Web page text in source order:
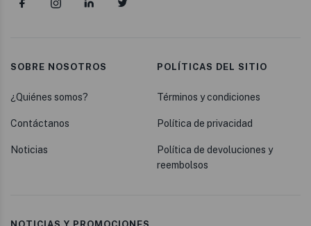
SOBRE NOSOTROS
¿Quiénes somos?
Contáctanos
Noticias
POLÍTICAS DEL SITIO
Términos y condiciones
Política de privacidad
Política de devoluciones y
reembolsos